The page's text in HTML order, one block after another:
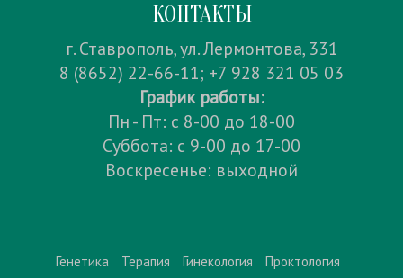
КОНТАКТЫ
г. Ставрополь, ул. Лермонтова, 331
8 (8652) 22-66-11; +7 928 321 05 03
График работы:
Пн - Пт: с 8-00 до 18-00
Суббота: с 9-00 до 17-00
Воскресенье: выходной
Генетика Терапия Гинекология
Проктология